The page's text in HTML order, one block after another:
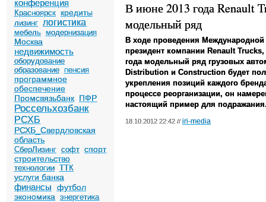
конференция
Красноярск кредиты
лизинг логистика
мебель модернизация
Москва
недвижимость
оборудование
образование пенсия
программное
обеспечение
Промсвязьбанк ПФР
Россельхозбанк
РСХБ
РСХБ_Свердловская
область
СберЛизинг софт спорт
строительство
технологии ТТК
услуги банка
финансы
футбол
экономика
энергетика
В июне 2013 года Renault
модельный ряд
В ходе проведения
президент компании Renault
года модельный ряд грузовых
Distribution и Construction будет
укрепления позиций каждого
процессе реорганизации, он
настоящий пример для
18.10.2012 22:42 // iri-media